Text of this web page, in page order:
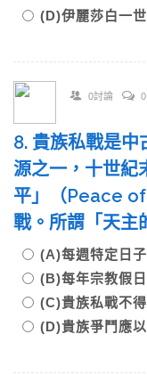
(D)伊麗莎白一世
0討論
8. 貴族私戰是中
源之一，十世紀
平」（Peace
戰。所謂「天
(A)每週特定日
(B)每年宗教假
(C)貴族私戰不
(D)貴族爭鬥應